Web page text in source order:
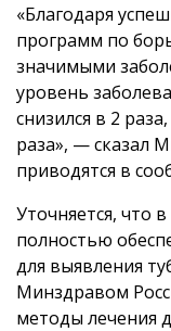
«Благодаря
программ по
значимыми
уровень
снизился в 2
раза», — сказал
приводятся в
Уточняется, что
полностью
для выявления
Минздравом
методы лечения